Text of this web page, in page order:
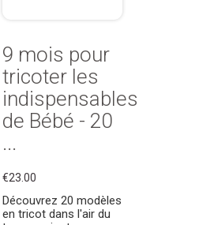
9 mois pour
tricoter les
indispensables
de Bébé - 20
...
€23.00
Découvrez 20 modèles
en tricot dans l'air du